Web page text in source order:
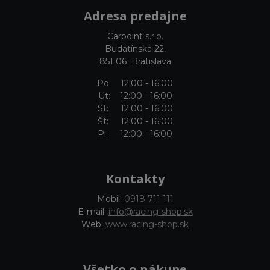
Adresa predajne
Carpoint s.r.o.
Budatínska 22,
851 06 Bratislava
Po: 12:00 - 16:00
Ut: 12:00 - 16:00
St: 12:00 - 16:00
Št: 12:00 - 16:00
Pi: 12:00 - 16:00
Kontakty
Mobil: 0918 711 111
E-mail: info@racing-shop.sk
Web: www.racing-shop.sk